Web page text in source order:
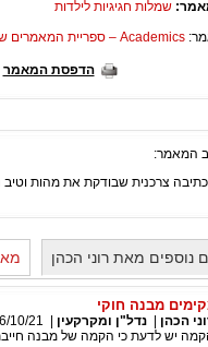
שמלות חגיגיות לילדות
Academics – ספריית המאמרים של ישראל
הדפסת המאמר
המאמר:
צרכנית שבודקת את מהות וטיב
נוספים מאת רוני הכהן
מבנה חוקי
הכהן נדל"ן ומקרקעין 10/21
יש לדעת כי הקמה של מבנה